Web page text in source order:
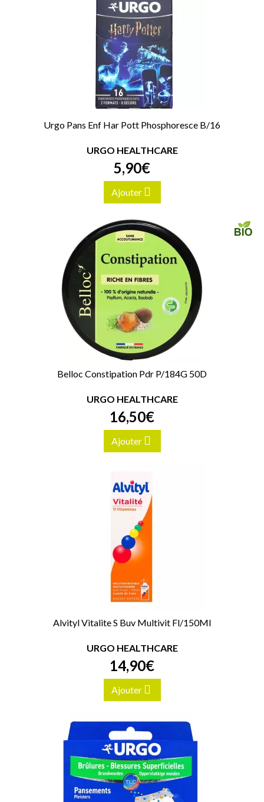
Urgo Pans Enf Har Pott Phosphoresce B/16
URGO HEALTHCARE
5,90€
Ajouter
Belloc Constipation Pdr P/184G 50D
URGO HEALTHCARE
16,50€
Ajouter
Alvityl Vitalite S Buv Multivit Fl/150Ml
URGO HEALTHCARE
14,90€
Ajouter